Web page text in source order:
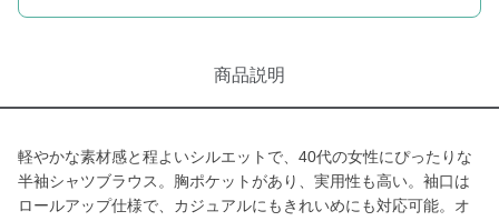
商品説明
軽やかな素材感と程よいシルエットで、40代の女性にぴったりな
半袖シャツブラウス。胸ポケットがあり、実用性も高い。袖口は
ロールアップ仕様で、カジュアルにもきれいめにも対応可能。オ